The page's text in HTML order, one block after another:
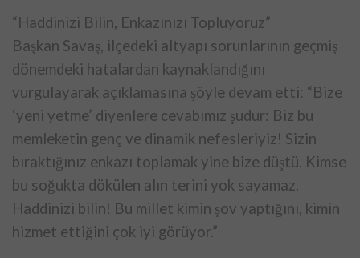
“Haddinizi Bilin, Enkazınızı Topluyoruz”
Başkan Savaş, ilçedeki altyapı sorunlarının geçmiş
dönemdeki hatalardan kaynaklandığını
vurgulayarak açıklamasına şöyle devam etti: “Bize
‘yeni yetme’ diyenlere cevabımız şudur: Biz bu
memleketin genç ve dinamik nefesleriyiz! Sizin
bıraktığınız enkazı toplamak yine bize düştü. Kimse
bu soğukta dökülen alın terini yok sayamaz.
Haddinizi bilin! Bu millet kimin şov yaptığını, kimin
hizmet ettiğini çok iyi görüyor.”